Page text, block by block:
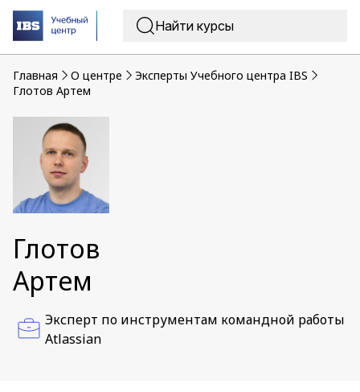
Главная O центре
Эксперты Учебного центра IBS
Глотов Артем
Глотов
Артем
Эксперт по инструментам командной работы
Atlassian